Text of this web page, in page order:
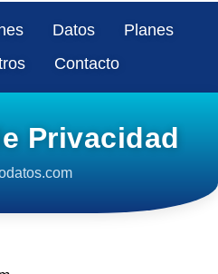
Datos
Planes
Contacto
Privacidad